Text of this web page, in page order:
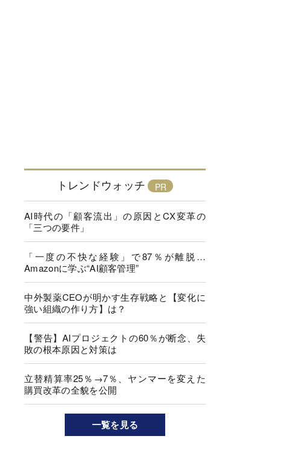
トレンドウォッチ
AI時代の「顧客流出」の原因とCX変革の
「三つの要件」
「一度の不快な経験」で87％が離脱…
Amazonに学ぶ“AI顧客管理”
中外製薬CEOが明かす生存戦略と【変化に
強い組織の作り方】は？
【警告】AIプロジェクトの60％が断念、失
敗の根本原因と対策は
立替精算率25％→7％、ヤンマーを変えた
購買改革の全貌を公開
一覧を見る